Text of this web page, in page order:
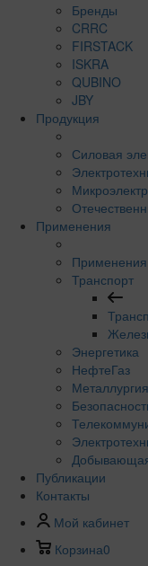
Бренды
CRRC
FIRSTACK
ISKRA
QUBINO
JBY
Продукция
Силовая
Применения
Применения
Транспорт
Энергетика
НефтеГаз
Металлургия
Публикации
Контакты
Мой кабинет
Корзина0